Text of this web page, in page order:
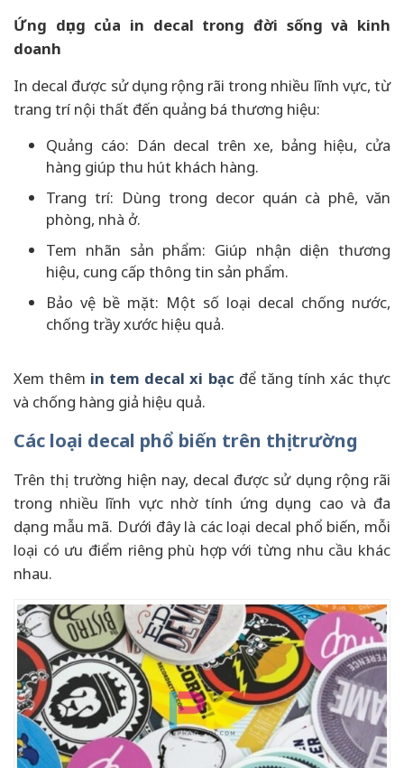
Ứng dụng của in decal trong đời sống và kinh
doanh
In decal được sử dụng rộng rãi trong nhiều lĩnh vực, từ
trang trí nội thất đến quảng bá thương hiệu:
Quảng cáo: Dán decal trên xe, bảng hiệu, cửa
hàng giúp thu hút khách hàng.
Trang trí: Dùng trong decor quán cà phê, văn
phòng, nhà ở.
Tem nhãn sản phẩm: Giúp nhận diện thương
hiệu, cung cấp thông tin sản phẩm.
Bảo vệ bề mặt: Một số loại decal chống nước,
chống trầy xước hiệu quả.
Xem thêm in tem decal xi bạc để tăng tính xác thực
và chống hàng giả hiệu quả.
Các loại decal phổ biến trên thị trường
Trên thị trường hiện nay, decal được sử dụng rộng rãi
trong nhiều lĩnh vực nhờ tính ứng dụng cao và đa
dạng mẫu mã. Dưới đây là các loại decal phổ biến, mỗi
loại có ưu điểm riêng phù hợp với từng nhu cầu khác
nhau.